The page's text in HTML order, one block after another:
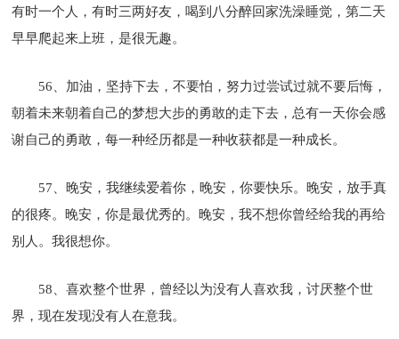
有时一个人，有时三两好友，喝到八分醉回家洗澡睡觉，第二天
早早爬起来上班，是很无趣。
56、加油，坚持下去，不要怕，努力过尝试过就不要后悔，
朝着未来朝着自己的梦想大步的勇敢的走下去，总有一天你会感
谢自己的勇敢，每一种经历都是一种收获都是一种成长。
57、晚安，我继续爱着你，晚安，你要快乐。晚安，放手真
的很疼。晚安，你是最优秀的。晚安，我不想你曾经给我的再给
别人。我很想你。
58、喜欢整个世界，曾经以为没有人喜欢我，讨厌整个世
界，现在发现没有人在意我。